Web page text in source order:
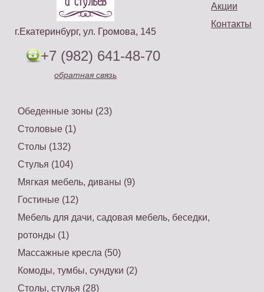
Акции
Контакты
г.Екатеринбург, ул. Громова, 145
+7 (982) 641-48-70
обратная связь
Обеденные зоны (23)
Столовые (1)
Столы (132)
Стулья (104)
Мягкая мебель, диваны (9)
Гостиные (12)
Мебель для дачи, садовая мебель, беседки,
ротонды (1)
Массажные кресла (50)
Комоды, тумбы, сундуки (2)
Столы, стулья (28)